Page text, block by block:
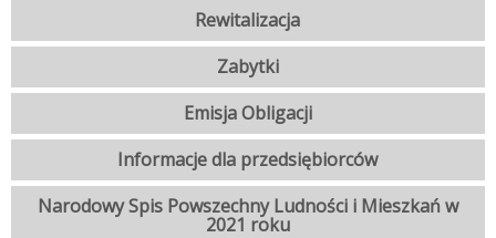
Rewitalizacja
Zabytki
Emisja Obligacji
Informacje dla przedsiębiorców
Narodowy Spis Powszechny Ludności i Mieszkań w
2021 roku